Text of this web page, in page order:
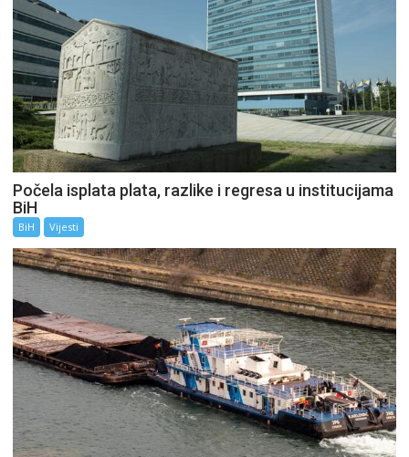
Počela isplata plata, razlike i regresa u institucijama
BiH
BiH Vijesti